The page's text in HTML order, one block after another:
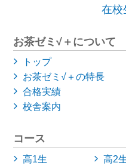
在校
お茶ゼミ√＋について
トップ
お茶ゼミ√＋の特長
合格実績
校舎案内
コース
高1生 高2